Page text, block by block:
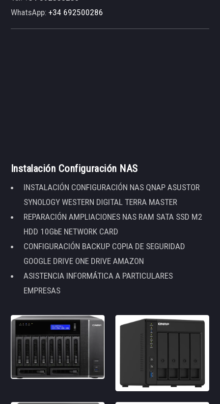
WhatsApp:+34 692500286
Instalación Configuración NAS
INSTALACIÓN CONFIGURACIÓN NAS QNAP ASUSTOR
SYNOLOGY WESTERN DIGITAL TERRA MASTER
REPARACIÓN AMPLIACIONES NAS RAM SATA SSD M2
HDD 10GbE NETWORK CARD
CONFIGURACIÓN BACKUP COPIA DE SEGURIDAD
GOOGLE DRIVE ONE DRIVE AMAZON
ASISTENCIA INFORMÁTICA A PARTICULARES
EMPRESAS